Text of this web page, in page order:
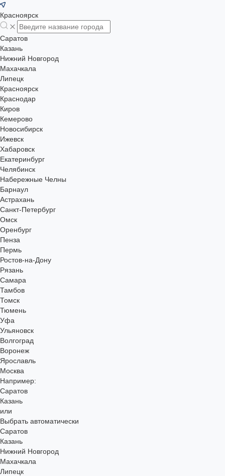
Красноярск
Саратов
Казань
Нижний Новгород
Махачкала
Липецк
Красноярск
Краснодар
Киров
Кемерово
Новосибирск
Ижевск
Хабаровск
Екатеринбург
Челябинск
Набережные Челны
Барнаул
Астрахань
Санкт-Петербург
Омск
Оренбург
Пенза
Пермь
Ростов-на-Дону
Рязань
Самара
Тамбов
Томск
Тюмень
Уфа
Ульяновск
Волгоград
Воронеж
Ярославль
Москва
Например:
Саратов
Казань
или
Выбрать автоматически
Саратов
Казань
Нижний Новгород
Махачкала
Липецк